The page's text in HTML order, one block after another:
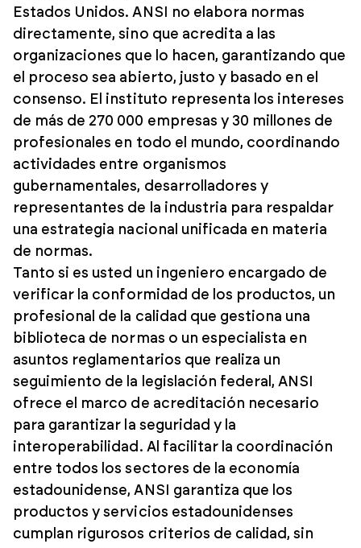
Estados Unidos. ANSI no elabora normas
directamente, sino que acredita a las
organizaciones que lo hacen, garantizando que
el proceso sea abierto, justo y basado en el
consenso. El instituto representa los intereses
de más de 270 000 empresas y 30 millones de
profesionales en todo el mundo, coordinando
actividades entre organismos
gubernamentales, desarrolladores y
representantes de la industria para respaldar
una estrategia nacional unificada en materia
de normas.
Tanto si es usted un ingeniero encargado de
verificar la conformidad de los productos, un
profesional de la calidad que gestiona una
biblioteca de normas o un especialista en
asuntos reglamentarios que realiza un
seguimiento de la legislación federal, ANSI
ofrece el marco de acreditación necesario
para garantizar la seguridad y la
interoperabilidad. Al facilitar la coordinación
entre todos los sectores de la economía
estadounidense, ANSI garantiza que los
productos y servicios estadounidenses
cumplan rigurosos criterios de calidad, sin